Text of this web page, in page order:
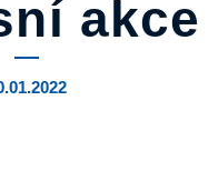
akce